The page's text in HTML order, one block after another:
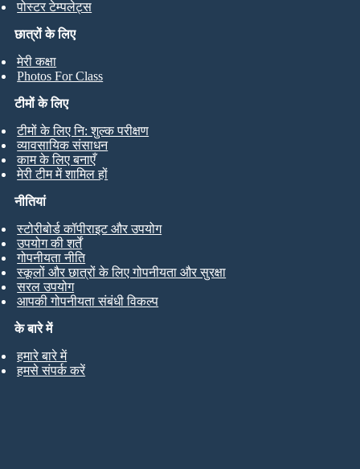
छात्रों के लिए
मेरी कक्षा
Photos For Class
पोस्टर टेम्पलेट्स
टीमों के लिए
टीमों के लिए नि: शुल्क परीक्षण
व्यावसायिक संसाधन
काम के लिए बनाएँ
मेरी टीम में शामिल हों
के बारे में
हमारे बारे में
हमसे संपर्क करें
नीतियां
स्टोरीबोर्ड कॉपीराइट और उपयोग
उपयोग की शर्तें
गोपनीयता नीति
स्कूलों और छात्रों के लिए गोपनीयता और सुरक्षा
सरल उपयोग
आपकी गोपनीयता संबंधी विकल्प